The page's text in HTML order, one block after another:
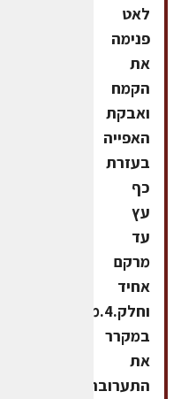
לאט
פנימה
את
הקמח
ואבקת
האפייה
בעזרת
כף
עץ
עד
מרקם
אחיד
וחלק.4.מצננים
במקרר
את
התערובת